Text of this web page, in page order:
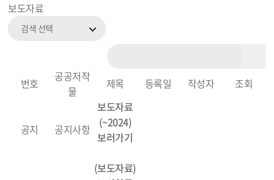
보도자료
검색 선택
번호
공공저작
물
제목 등록일 작성자 조회
공지 공지사항
보도자료
(~2024)
보러가기
(보도자료)